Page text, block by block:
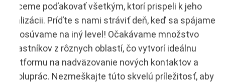
chceme poďakovať všetkým, ktorí prispeli k jeho
realizácii. Príďte s nami stráviť deň, keď sa spájame
a posúvame na iný level! Očakávame množstvo
účastníkov z rôznych oblastí, čo vytvorí ideálnu
platformu na nadväzovanie nových kontaktov a
spoluprác. Nezmeškajte túto skvelú príležitosť, aby